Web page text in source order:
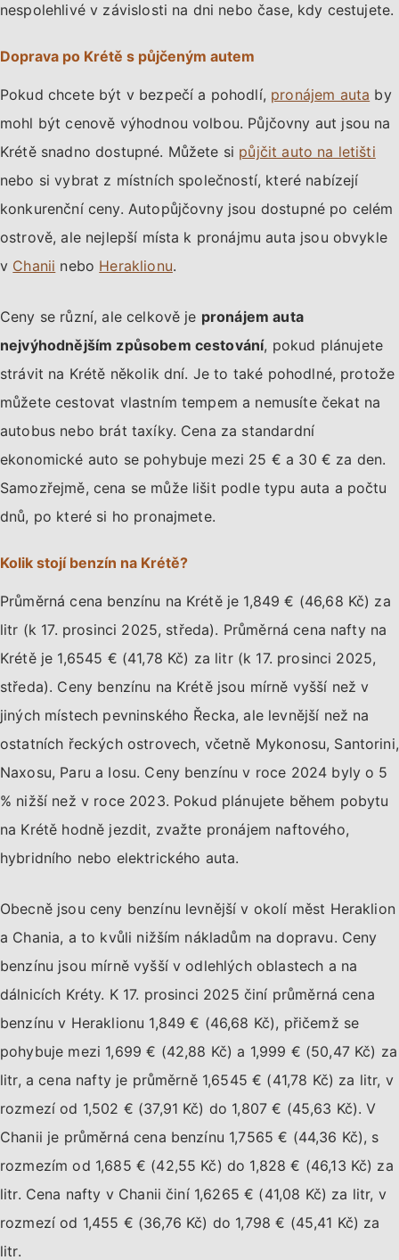
nespolehlivé v závislosti na dni nebo čase, kdy cestujete.
Doprava po Krétě s půjčeným autem
Pokud chcete být v bezpečí a pohodlí, pronájem auta by
mohl být cenově výhodnou volbou. Půjčovny aut jsou na
Krétě snadno dostupné. Můžete si půjčit auto na letišti
nebo si vybrat z místních společností, které nabízejí
konkurenční ceny. Autopůjčovny jsou dostupné po celém
ostrově, ale nejlepší místa k pronájmu auta jsou obvykle
v Chanii nebo Heraklionu.
Ceny se různí, ale celkově je pronájem auta
nejvýhodnějším způsobem cestování, pokud plánujete
strávit na Krétě několik dní. Je to také pohodlné, protože
můžete cestovat vlastním tempem a nemusíte čekat na
autobus nebo brát taxíky. Cena za standardní
ekonomické auto se pohybuje mezi 25 € a 30 € za den.
Samozřejmě, cena se může lišit podle typu auta a počtu
dnů, po které si ho pronajmete.
Kolik stojí benzín na Krétě?
Průměrná cena benzínu na Krétě je 1,849 € (46,68 Kč) za
litr (k 17. prosinci 2025, středa). Průměrná cena nafty na
Krétě je 1,6545 € (41,78 Kč) za litr (k 17. prosinci 2025,
středa). Ceny benzínu na Krétě jsou mírně vyšší než v
jiných místech pevninského Řecka, ale levnější než na
ostatních řeckých ostrovech, včetně Mykonosu, Santorini,
Naxosu, Paru a Iosu. Ceny benzínu v roce 2024 byly o 5
% nižší než v roce 2023. Pokud plánujete během pobytu
na Krétě hodně jezdit, zvažte pronájem naftového,
hybridního nebo elektrického auta.
Obecně jsou ceny benzínu levnější v okolí měst Heraklion
a Chania, a to kvůli nižším nákladům na dopravu. Ceny
benzínu jsou mírně vyšší v odlehlých oblastech a na
dálnicích Kréty. K 17. prosinci 2025 činí průměrná cena
benzínu v Heraklionu 1,849 € (46,68 Kč), přičemž se
pohybuje mezi 1,699 € (42,88 Kč) a 1,999 € (50,47 Kč) za
litr, a cena nafty je průměrně 1,6545 € (41,78 Kč) za litr, v
rozmezí od 1,502 € (37,91 Kč) do 1,807 € (45,63 Kč). V
Chanii je průměrná cena benzínu 1,7565 € (44,36 Kč), s
rozmezím od 1,685 € (42,55 Kč) do 1,828 € (46,13 Kč) za
litr. Cena nafty v Chanii činí 1,6265 € (41,08 Kč) za litr, v
rozmezí od 1,455 € (36,76 Kč) do 1,798 € (45,41 Kč) za
litr.